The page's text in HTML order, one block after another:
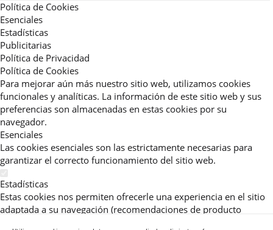
Política de Cookies
Esenciales
Estadísticas
Publicitarias
Política de Privacidad
Política de Cookies
Para mejorar aún más nuestro sitio web, utilizamos cookies
funcionales y analíticas. La información de este sitio web y sus
preferencias son almacenadas en estas cookies por su
navegador.
Esenciales
Las cookies esenciales son las estrictamente necesarias para
garantizar el correcto funcionamiento del sitio web.
Estadísticas
Estas cookies nos permiten ofrecerle una experiencia en el sitio
adaptada a su navegación (recomendaciones de producto